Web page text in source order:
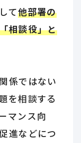
て他部署の
相談役」と
係ではない
を相談する
マンス向
進などにつ